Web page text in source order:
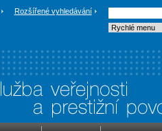
Rozšířené vyhledávání